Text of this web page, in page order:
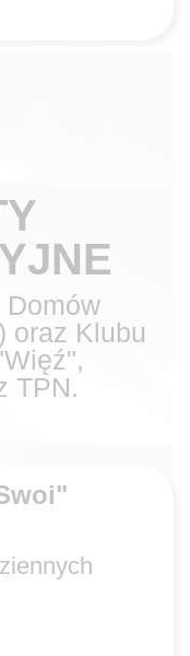
oraz Klubu
TPN.